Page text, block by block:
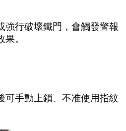
強行破壞鐵門，會觸發警報
。
可手動上鎖、不准使用指紋